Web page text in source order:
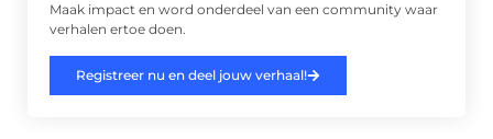
Maak impact en word onderdeel van een community waar
verhalen ertoe doen.
Registreer nu en deel jouw verhaal!